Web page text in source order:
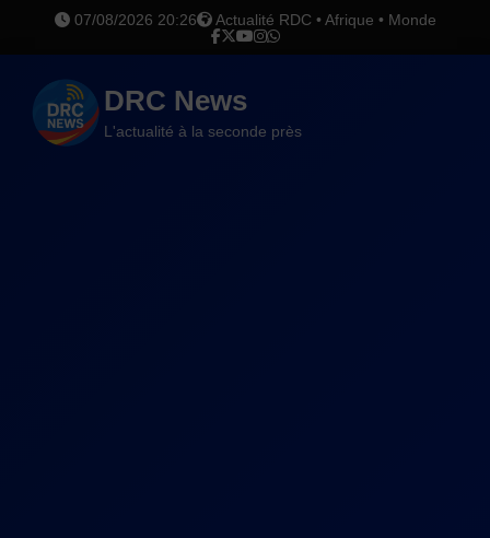
07/08/2026 20:26 Actualité RDC • Afrique • Monde
DRC News
L'actualité à la seconde près